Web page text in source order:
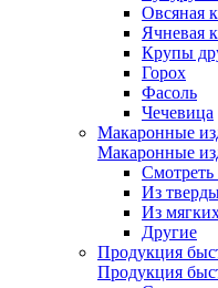
Овсяная
Ячневая
Крупы
Горох
Фасоль
Чечевица
Макаронные
Макаронные
Смотреть
Из
Из
Другие
Продукция
Продукция